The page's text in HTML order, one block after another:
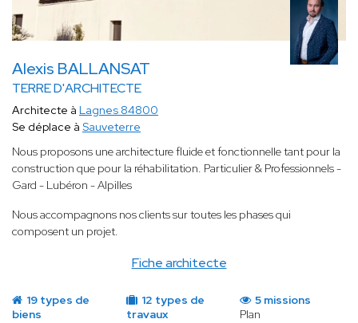
Alexis BALLANSAT
TERRE D'ARCHITECTE
Fiche architecte
Architecte à Lagnes 84800
Se déplace à Sauveterre
Nous proposons une architecture fluide et fonctionnelle tant pour la
construction que pour la réhabilitation. Particulier & Professionnels -
Gard - Lubéron - Alpilles
Nous accompagnons nos clients sur toutes les phases qui
composent un projet.
19 types de
biens
12 types de
travaux
5 missions
Plan